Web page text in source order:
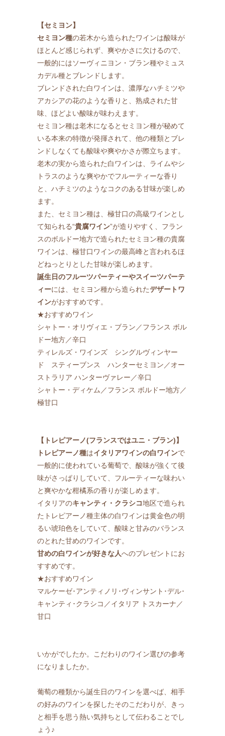
【セミヨン】
セミヨン種の若木から造られたワインは酸味が
ほとんど感じられず、爽やかさに欠けるので、
一般的にはソーヴィニヨン・ブラン種やミュス
カデル種とブレンドします。
ブレンドされた白ワインは、濃厚なハチミツや
アカシアの花のような香りと、熟成された甘
味、ほどよい酸味が味わえます。
セミヨン種は老木になるとセミヨン種が秘めて
いる本来の特徴が発揮されて、他の種類とブレ
ンドしなくても酸味や爽やかさが際立ちます。
老木の実から造られた白ワインは、ライムやシ
トラスのような爽やかでフルーティーな香り
と、ハチミツのようなコクのある甘味が楽しめ
ます。
また、セミヨン種は、極甘口の高級ワインとし
て知られる“貴腐ワイン”が造りやすく、フラン
スのボルドー地方で造られたセミヨン種の貴腐
ワインは、極甘口ワインの最高峰と言われるほ
どねっとりとした甘味が楽しめます。
誕生日のフルーツパーティーやスイーツパーテ
ィーには、セミヨン種から造られたデザートワ
インがおすすめです。
★おすすめワイン
シャトー・オリヴィエ・ブラン／フランス ボル
ドー地方／辛口
ティレルズ・ワインズ シングルヴィンヤー
ド スティーブンス ハンターセミヨン／オー
ストラリア ハンターヴァレー／辛口
シャトー・ディケム／フランス ボルドー地方／
極甘口
【トレピアーノ(フランスではユニ・ブラン)】
トレピアーノ種はイタリアワインの白ワインで
一般的に使われている葡萄で、酸味が強くて後
味がさっぱりしていて、フルーティーな味わい
と爽やかな柑橘系の香りが楽しめます。
イタリアのキャンティ・クラシコ地区で造られ
たトレピアーノ種主体の白ワインは黄金色の明
るい琥珀色をしていて、酸味と甘みのバランス
のとれた甘めのワインです。
甘めの白ワインが好きな人へのプレゼントにお
すすめです。
★おすすめワイン
マルケーゼ･アンティノリ･ヴィンサント･デル･
キャンティ･クラシコ／イタリア トスカーナ／
甘口
いかがでしたか。こだわりのワイン選びの参考
になりましたか。
葡萄の種類から誕生日のワインを選べば、相手
の好みのワインを探したそのこだわりが、きっ
と相手を思う熱い気持ちとして伝わることでし
ょう♪